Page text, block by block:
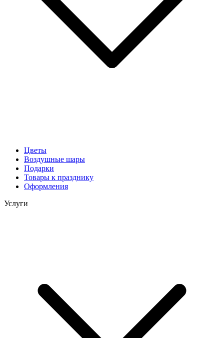
Цветы
Воздушные шары
Подарки
Товары к празднику
Оформления
Услуги